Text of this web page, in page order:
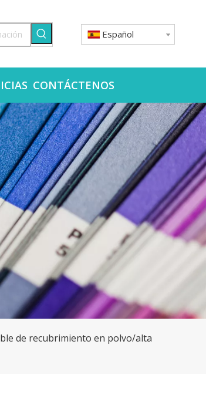
Español
CONTÁCTENOS
de recubrimiento en polvo/alta